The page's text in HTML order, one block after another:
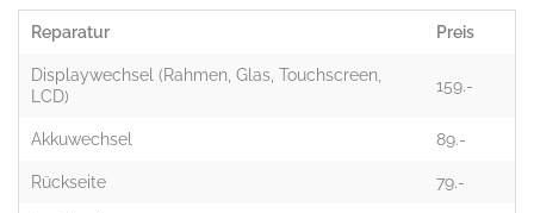
Reparatur Preis
Displaywechsel (Rahmen, Glas, Touchscreen,
LCD)
159.-
Akkuwechsel 89.-
Rückseite 79.-